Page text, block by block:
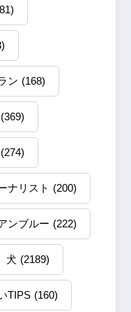
ン (168)
(369)
(274)
ナリスト (200)
ンブルー (222)
犬 (2189)
TIPS (160)